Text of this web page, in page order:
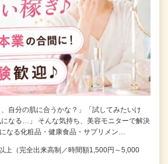
、自分の肌に合うかな？」「試してみたいけ
になる…」 そんな気持ち、美容モニターで解決
なる化粧品・健康食品・サプリメン…
上（完全出来高制／時間額1,500円～5,000